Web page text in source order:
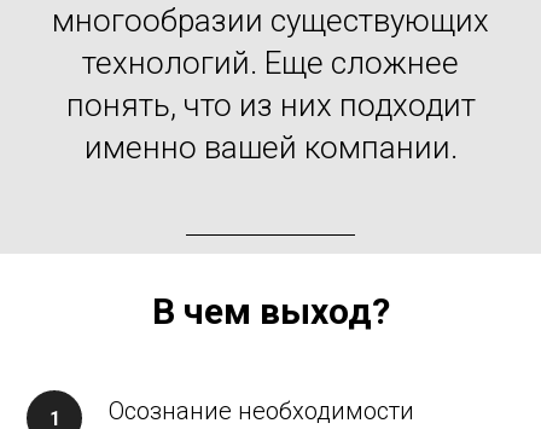
многообразии существующих
технологий. Еще сложнее
понять, что из них подходит
именно вашей компании.
В чем выход?
Осознание необходимости